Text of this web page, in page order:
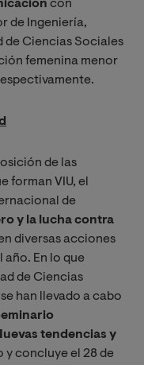
con
de Ingeniería,
de Ciencias Sociales
femenina menor
de las
forman VIU, el
de
y la lucha contra
diversas acciones
año. En lo que
de Ciencias
han llevado a cabo
tendencias y
y concluye el 28 de